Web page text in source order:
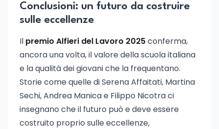
Conclusioni: un futuro da costruire
sulle eccellenze
Il premio Alfieri del Lavoro 2025 conferma,
ancora una volta, il valore della scuola italiana
e la qualità dei giovani che la frequentano.
Storie come quelle di Serena Affaitati, Martina
Sechi, Andrea Manica e Filippo Nicotra ci
insegnano che il futuro può e deve essere
costruito proprio sulle eccellenze,